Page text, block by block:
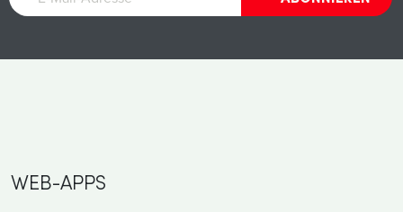
Adresse
WEB-APPS